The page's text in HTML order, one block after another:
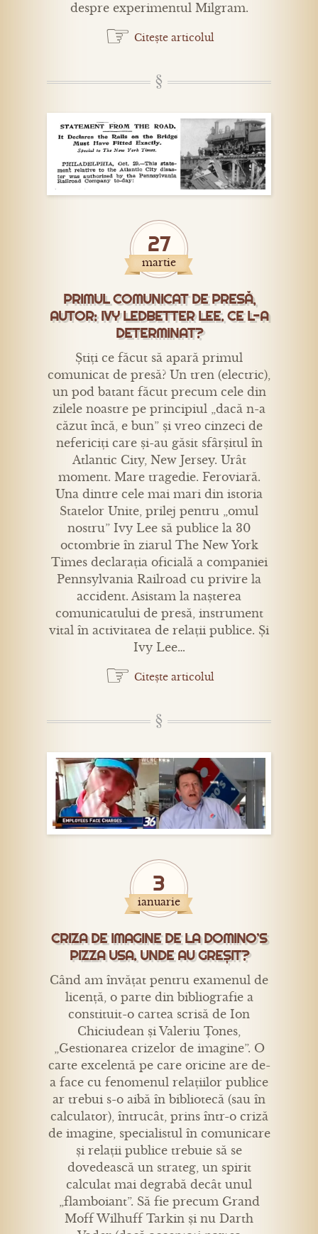
despre experimentul Milgram.
☞ Citește articolul
27
martie
PRIMUL COMUNICAT DE PRESĂ,
AUTOR: IVY LEDBETTER LEE. CE L-A
DETERMINAT?
Știți ce făcut să apară primul
comunicat de presă? Un tren (electric),
un pod batant făcut precum cele din
zilele noastre pe principiul „dacă n-a
căzut încă, e bun” și vreo cinzeci de
nefericiți care și-au găsit sfârșitul în
Atlantic City, New Jersey. Urât
moment. Mare tragedie. Feroviară.
Una dintre cele mai mari din istoria
Statelor Unite, prilej pentru „omul
nostru” Ivy Lee să publice la 30
octombrie în ziarul The New York
Times declarația oficială a companiei
Pennsylvania Railroad cu privire la
accident. Asistam la nașterea
comunicatului de presă, instrument
vital în activitatea de relații publice. Și
Ivy Lee…
☞ Citește articolul
3
ianuarie
CRIZA DE IMAGINE DE LA DOMINO’S
PIZZA USA. UNDE AU GREȘIT?
Când am învățat pentru examenul de
licență, o parte din bibliografie a
constituit-o cartea scrisă de Ion
Chiciudean și Valeriu Țones,
„Gestionarea crizelor de imagine”. O
carte excelentă pe care oricine are de-
a face cu fenomenul relațiilor publice
ar trebui s-o aibă în bibliotecă (sau în
calculator), întrucât, prins într-o criză
de imagine, specialistul în comunicare
și relații publice trebuie să se
dovedească un strateg, un spirit
calculat mai degrabă decât unul
„flamboiant”. Să fie precum Grand
Moff Wilhuff Tarkin și nu Darth